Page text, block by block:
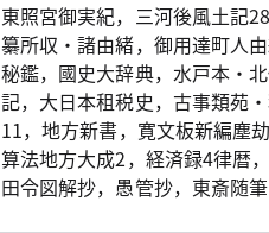
東照宮御実紀，三河後風土記
纂所収・諸由緒，御用達町人
秘鑑，國史大辞典，水戸本・
記，大日本租税史，古事類苑
11，地方新書，寛文板新編塵
算法地方大成2，経済録4律暦
田令図解抄，愚管抄，東斎随